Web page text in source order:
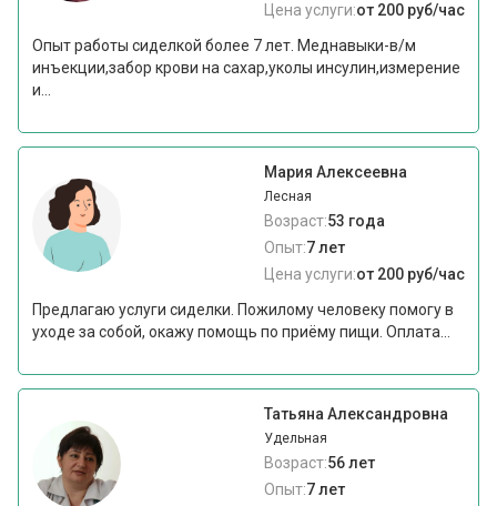
Цена услуги:от 200 руб/час
Опыт работы сиделкой более 7 лет. Меднавыки-в/м
инъекции,забор крови на сахар,уколы инсулин,измерение
и...
Мария Алексеевна
Лесная
Возраст:53 года
Опыт:7 лет
Цена услуги:от 200 руб/час
Предлагаю услуги сиделки. Пожилому человеку помогу в
уходе за собой, окажу помощь по приёму пищи. Оплата...
Татьяна Александровна
Удельная
Возраст:56 лет
Опыт:7 лет